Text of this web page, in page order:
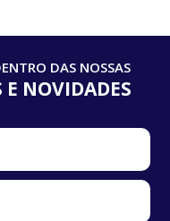
DAS NOSSAS
E NOVIDADES